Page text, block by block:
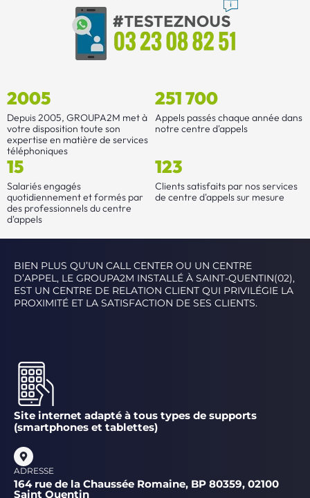
2005
Depuis 2005, GROUPA2M met à
votre disposition toute son
expertise en matière de services
téléphoniques
251 700
Appels passés chaque année dans
notre centre d'appels
15
Salariés engagés
quotidiennement et formés par
des professionnels du centre
d'appels
123
Clients satisfaits par nos services
de centre d'appels sur mesure
BIEN PLUS QU’UN CALL CENTER OU UN CENTRE
D’APPEL, LE GROUPA2M INSTALLÉ À SAINT-QUENTIN(02),
EST UN CENTRE DE RELATION CLIENT QUI PRIVILÉGIE LA
PROXIMITÉ ET LA SATISFACTION DE SES CLIENTS.
Site internet adapté à tous types de supports
(smartphones et tablettes)
ADRESSE
164 rue de la Chaussée Romaine, BP 80359, 02100
Saint Quentin